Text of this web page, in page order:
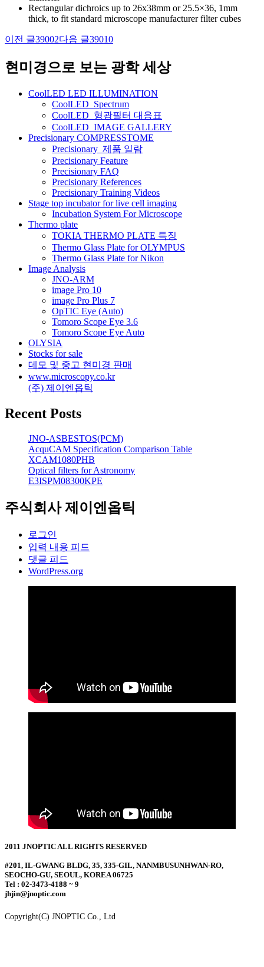
Rectangular dichroics up to 26x38mm or 25.5×36, 1mm
thick, to fit standard microscope manufacturer filter cubes
글
네
이전 글39002다음 글39010
현미경으로 보는 광학 세상
CoolLED LED ILLUMINATION
CoolLED_Spectrum
CoolLED_형광필터 대응표
CoolLED_IMAGE GALLERY
Precisionary COMPRESSTOME
Precisionary_제품 일람
Precisionary Feature
Precisionary FAQ
Precisionary References
Precisionary Training Videos
Stage top incubator for live cell imaging
Incubation System For Microscope
Thermo plate
TOKIA THERMO PLATE 특징
Thermo Glass Plate for OLYMPUS
Thermo Glass Plate for Nikon
Image Analysis
JNO-ARM
image Pro 10
image Pro Plus 7
OpTIC Eye (Auto)
Tomoro Scope Eye 3.6
Tomoro Scope Eye Auto
OLYSIA
Stocks for sale
데모 및 중고 현미경 판매
www.microscopy.co.kr
(주) 제이엔옵틱
Recent Posts
JNO-ASBESTOS(PCM)
AcquCAM Specification Comparison Table
XCAM1080PHB
Optical filters for Astronomy
E3ISPM08300KPE
주식회사 제이엔옵틱
로그인
입력 내용 피드
댓글 피드
WordPress.org
2011 JNOPTIC ALL RIGHTS RESERVED
#201, IL-GWANG BLDG, 35, 335-GIL, NANMBUSUNHWAN-RO,
SEOCHO-GU, SEOUL, KOREA 06725
Tel : 02-3473-4188 ~ 9
jhjin@jnoptic.com